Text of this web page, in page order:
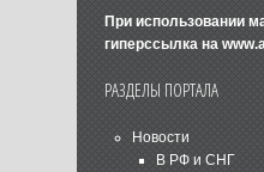
При использовании
гиперссылка на
РАЗДЕЛЫ ПОРТАЛА
Новости
В РФ и СНГ